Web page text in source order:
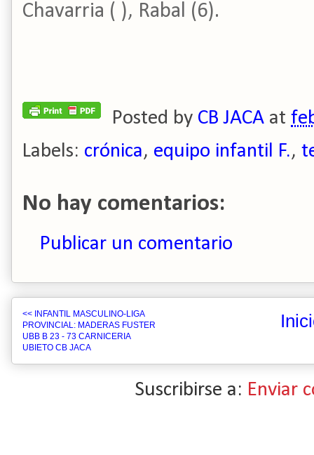
Chavarria ( ), Rabal (6).
Posted by CB JACA at
Labels: crónica, equipo infantil F.,
No hay comentarios:
Publicar un comentario
<< INFANTIL MASCULINO-LIGA
PROVINCIAL: MADERAS FUSTER
UBB B 23 - 73 CARNICERIA
UBIETO CB JACA
Suscribirse a: Enviar